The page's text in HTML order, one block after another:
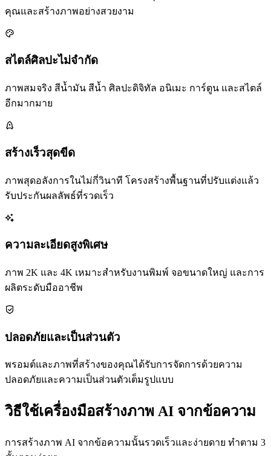
คุณและสร้างภาพอย่างสวยงาม
สไตล์ศิลปะไม่จำกัด
ภาพสมจริง สีน้ำมัน สีน้ำ ศิลปะดิจิทัล อนิเมะ การ์ตูน และสไตล์
อีกมากมาย
สร้างเร็วสุดขีด
ภาพสุดอลังการในไม่กี่วินาที โครงสร้างพื้นฐานที่ปรับแต่งแล้ว
รับประกันผลลัพธ์ที่รวดเร็ว
ความละเอียดสูงพิเศษ
ภาพ 2K และ 4K เหมาะสำหรับงานพิมพ์ จอขนาดใหญ่ และการ
ผลิตระดับมืออาชีพ
ปลอดภัยและเป็นส่วนตัว
พรอมต์และภาพที่สร้างของคุณได้รับการจัดการด้วยความ
ปลอดภัยและความเป็นส่วนตัวเต็มรูปแบบ
วิธีใช้เครื่องมือสร้างภาพ AI จากข้อความ
การสร้างภาพ AI จากข้อความนั้นรวดเร็วและง่ายดาย ทำตาม 3